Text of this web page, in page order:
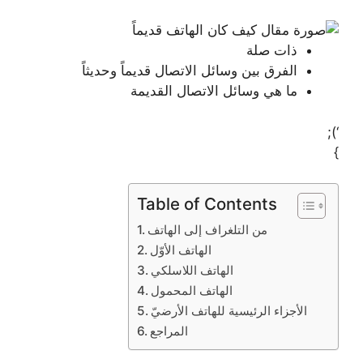
ذات صلة
الفرق بين وسائل الاتصال قديماً وحديثاً
ما هي وسائل الاتصال القديمة
‘);
}
Table of Contents
من التلغراف إلى الهاتف
الهاتف الأوّل
الهاتف اللاسلكي
الهاتف المحمول
الأجزاء الرئيسية للهاتف الأرضيّ
المراجع